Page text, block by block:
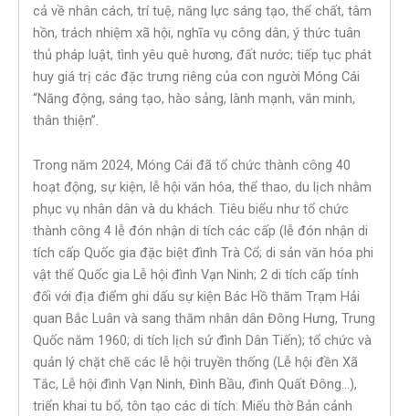
cả về nhân cách, trí tuệ, năng lực sáng tạo, thể chất, tâm
hồn, trách nhiệm xã hội, nghĩa vụ công dân, ý thức tuân
thủ pháp luật, tình yêu quê hương, đất nước; tiếp tục phát
huy giá trị các đặc trưng riêng của con người Móng Cái
“Năng động, sáng tạo, hào sảng, lành mạnh, văn minh,
thân thiện”.
Trong năm 2024, Móng Cái đã tổ chức thành công 40
hoạt động, sự kiện, lễ hội văn hóa, thể thao, du lịch nhằm
phục vụ nhân dân và du khách. Tiêu biểu như tổ chức
thành công 4 lễ đón nhận di tích các cấp (lễ đón nhận di
tích cấp Quốc gia đặc biệt đình Trà Cổ; di sản văn hóa phi
vật thể Quốc gia Lễ hội đình Vạn Ninh; 2 di tích cấp tỉnh
đối với địa điểm ghi dấu sự kiện Bác Hồ thăm Trạm Hải
quan Bắc Luân và sang thăm nhân dân Đông Hưng, Trung
Quốc năm 1960; di tích lịch sử đình Dân Tiến); tổ chức và
quản lý chặt chẽ các lễ hội truyền thống (Lễ hội đền Xã
Tắc, Lễ hội đình Vạn Ninh, Đình Bầu, đình Quất Đông…),
triển khai tu bổ, tôn tạo các di tích: Miếu thờ Bản cảnh